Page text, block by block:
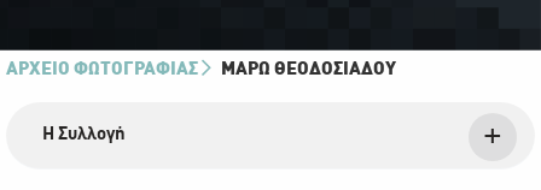
ΑΡΧΕΙΟ ΦΩΤΟΓΡΑΦΙΑΣ ΜΆΡΩ ΘΕΟΔΟΣΙΆΔΟΥ
Η Συλλογή